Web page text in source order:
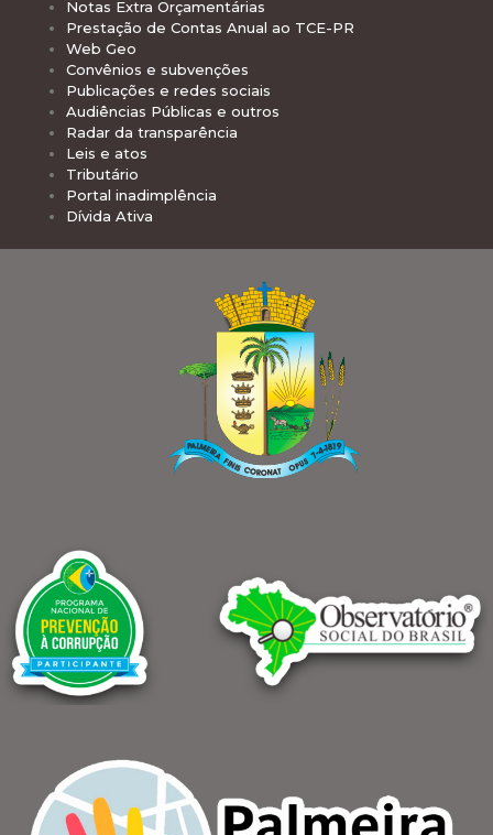
Notas Extra Orçamentárias
Prestação de Contas Anual ao TCE-PR
Web Geo
Convênios e subvenções
Publicações e redes sociais
Audiências Públicas e outros
Radar da transparência
Leis e atos
Tributário
Portal inadimplência
Dívida Ativa